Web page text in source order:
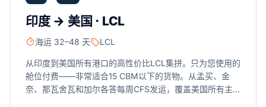
印度 → 美国 · LCL
海运 32–48 天 LCL
从印度到美国所有港口的高性价比LCL集拼。只为您使用的
舱位付费——非常适合15 CBM以下的货物。从孟买、金
奈、那瓦舍瓦和加尔各答每周CFS发运，覆盖美国所有主